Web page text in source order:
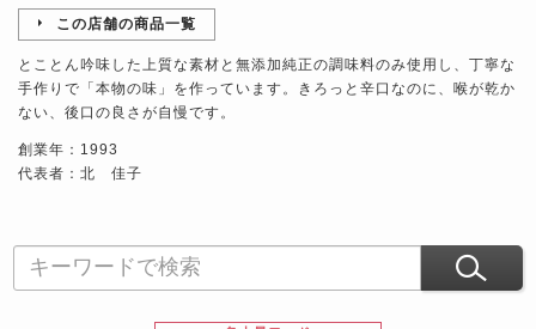
この店舗の商品一覧
とことん吟味した上質な素材と無添加純正の調味料のみ使用し、丁寧な
手作りで「本物の味」を作っています。きろっと辛口なのに、喉が乾か
ない、後口の良さが自慢です。
創業年：1993
代表者：北 佳子